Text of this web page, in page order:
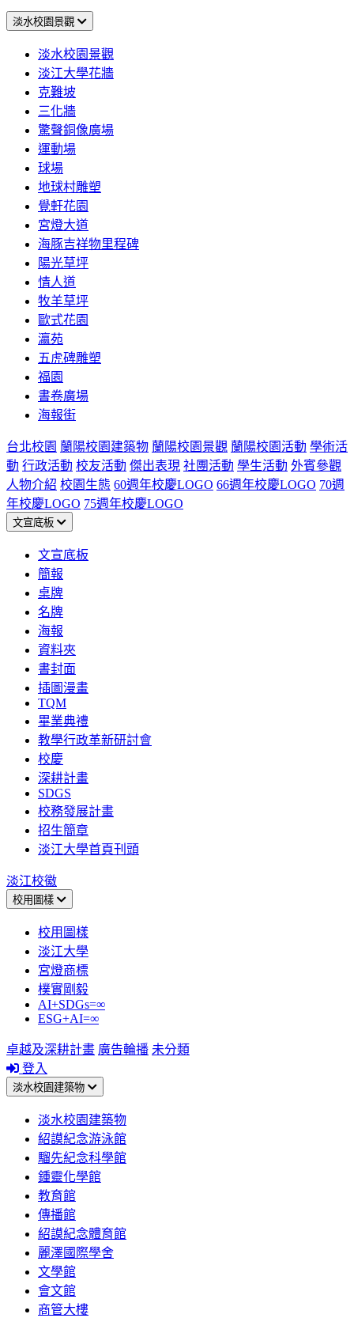
淡水校園景觀
淡水校園景觀
淡江大學花牆
克難坡
三化牆
驚聲銅像廣場
運動場
球場
地球村雕塑
覺軒花園
宮燈大道
海豚吉祥物里程碑
陽光草坪
情人道
牧羊草坪
歐式花園
瀛苑
五虎碑雕塑
福園
書卷廣場
海報街
台北校園 蘭陽校園建築物 蘭陽校園景觀 蘭陽校園活動 學術活
動 行政活動 校友活動 傑出表現 社團活動 學生活動 外賓參觀
人物介紹 校園生態 60週年校慶LOGO 66週年校慶LOGO 70週
年校慶LOGO 75週年校慶LOGO
文宣底板
文宣底板
簡報
桌牌
名牌
海報
資料夾
書封面
插圖漫畫
TQM
畢業典禮
教學行政革新研討會
校慶
深耕計畫
SDGS
校務發展計畫
招生簡章
淡江大學首頁刊頭
淡江校徽
校用圖樣
校用圖樣
淡江大學
宮燈商標
樸實剛毅
AI+SDGs=∞
ESG+AI=∞
卓越及深耕計畫 廣告輪播 未分類
登入
淡水校園建築物
淡水校園建築物
紹謨紀念游泳館
騮先紀念科學館
鍾靈化學館
教育館
傳播館
紹謨紀念體育館
麗澤國際學舍
文學館
會文館
商管大樓